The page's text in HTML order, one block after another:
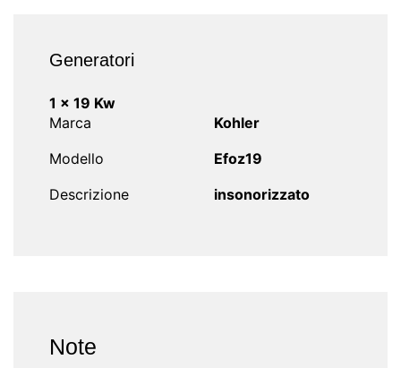
Generatori
1 x 19 Kw
Marca
Kohler
Modello
Efoz19
Descrizione
insonorizzato
Note